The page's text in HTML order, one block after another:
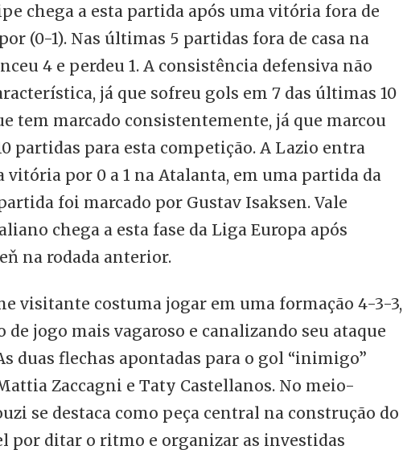
chega a esta partida após uma vitória fora de
(0-1). Nas últimas 5 partidas fora de casa na
4 e perdeu 1. A consistência defensiva não
já que sofreu gols em 7 das últimas 10
tem marcado consistentemente, já que marcou
partidas para esta competição. A Lazio entra
vitória por 0 a 1 na Atalanta, em uma partida da
foi marcado por Gustav Isaksen. Vale
chega a esta fase da Liga Europa após
na rodada anterior.
visitante costuma jogar em uma formação 4-3-3,
jogo mais vagaroso e canalizando seu ataque
duas flechas apontadas para o gol “inimigo”
Zaccagni e Taty Castellanos. No meio-
se destaca como peça central na construção do
por ditar o ritmo e organizar as investidas